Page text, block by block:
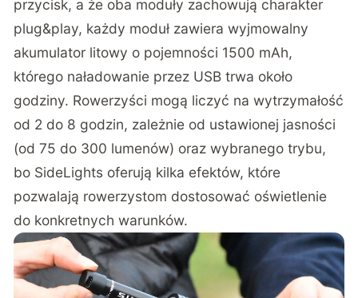
przycisk, a że oba moduły zachowują charakter
plug&play, każdy moduł zawiera wyjmowalny
akumulator litowy o pojemności 1500 mAh,
którego naładowanie przez USB trwa około
godziny. Rowerzyści mogą liczyć na wytrzymałość
od 2 do 8 godzin, zależnie od ustawionej jasności
(od 75 do 300 lumenów) oraz wybranego trybu,
bo SideLights oferują kilka efektów, które
pozwalają rowerzystom dostosować oświetlenie
do konkretnych warunków.